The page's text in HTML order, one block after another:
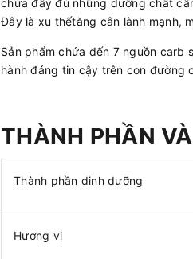
chứa đầy đủ những dưỡng chất
Đây là xu thếtăng cân lành mạnh,
Sản phẩm chứa đến 7 nguồn
hành đáng tin cậy trên con đường
THÀNH PHẦN
Thành phần dinh dưỡng
Hương vị